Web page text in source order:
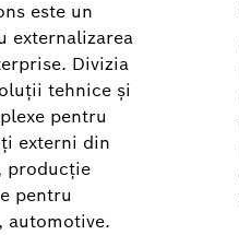
este un
externalizarea
Divizia
tehnice și
pentru
externi din
producție
pentru
automotive.